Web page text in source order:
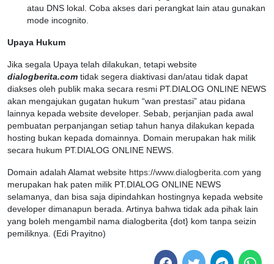
atau DNS lokal. Coba akses dari perangkat lain atau gunakan
mode incognito.
Upaya Hukum
Jika segala Upaya telah dilakukan, tetapi website
dialogberita.com tidak segera diaktivasi dan/atau tidak dapat
diakses oleh publik maka secara resmi PT.DIALOG ONLINE NEWS
akan mengajukan gugatan hukum “wan prestasi” atau pidana
lainnya kepada website developer. Sebab, perjanjian pada awal
pembuatan perpanjangan setiap tahun hanya dilakukan kepada
hosting bukan kepada domainnya. Domain merupakan hak milik
secara hukum PT.DIALOG ONLINE NEWS.
Domain adalah Alamat website https://www.dialogberita.com yang
merupakan hak paten milik PT.DIALOG ONLINE NEWS
selamanya, dan bisa saja dipindahkan hostingnya kepada website
developer dimanapun berada. Artinya bahwa tidak ada pihak lain
yang boleh mengambil nama dialogberita {dot} kom tanpa seizin
pemiliknya. (Edi Prayitno)